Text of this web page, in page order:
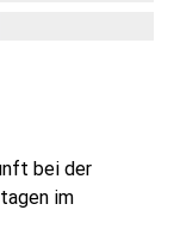
bei der
im